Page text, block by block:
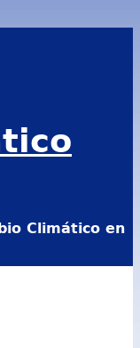
Climático en